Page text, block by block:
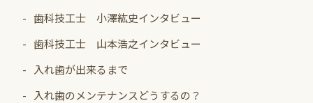
歯科技工士 小澤紘史インタビュー
歯科技工士 山本浩之インタビュー
入れ歯が出来るまで
入れ歯のメンテナンスどうするの？